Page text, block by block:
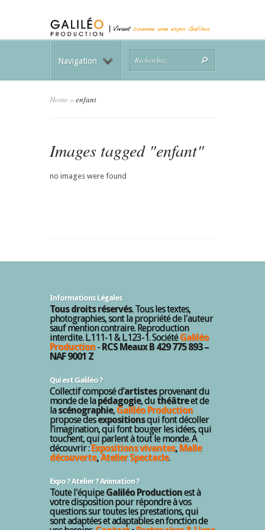
Navigation
Home » enfant
Images tagged "enfant"
no images were found
Informations Légales
Tous droits réservés. Tous les textes,
photographies, sont la propriété de l'auteur
sauf mention contraire. Reproduction
interdite. L.111-1 & L.123-1. SociétéGaliléo
Production - RCS Meaux B 429 775 893 –
NAF 9001 Z
Qui est Galiléo ?
Collectif composé d’artistesprovenant du
monde de lapédagogie, du théâtreet de
lascénographie,Galiléo Production
propose desexpositionsqui font décoller
l’imagination, qui font bouger les idées, qui
touchent, qui parlent à tout le monde. A
découvrir :Expositions vivantes, Malle
découverte,Atelier Spectacle.
Expo ? Atelier ? Animation ?
Toute l'équipeGaliléo Productionest à
votre disposition pour répondre à vos
questions sur toutes les prestations, qui
sont adaptées et adaptables en fonction de